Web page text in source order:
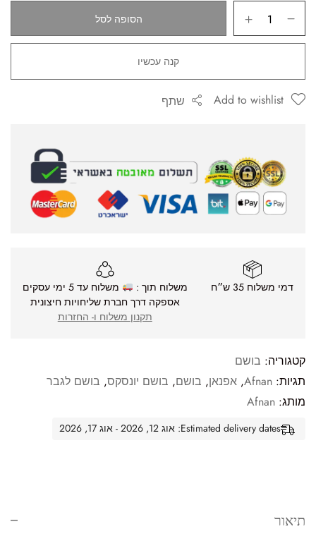
הסופה לסל
קנה עכשיו
Add to wishlist שתף
דמי משלוח 35 ש״ח משלוח תוך :
משלוח עד 5 ימי עסקים
אספקה דרך חברת שליחויות חיצונית
תקנון משלוח ו- החזרות
קטגוריה: בושם
תגיות: Afnan
, אפנאן, בושם, בושם יונסקס, בושם לגבר
מותג: Afnan
Estimated delivery dates: אוג 12, 2026 - אוג 17, 2026
תיאור